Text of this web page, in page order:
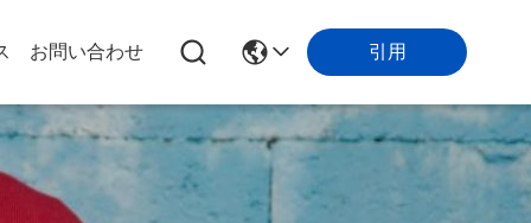
お問い合わせ 引用